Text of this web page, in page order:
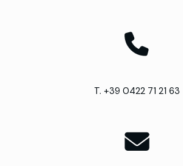
T. +39 0422 71 21 63